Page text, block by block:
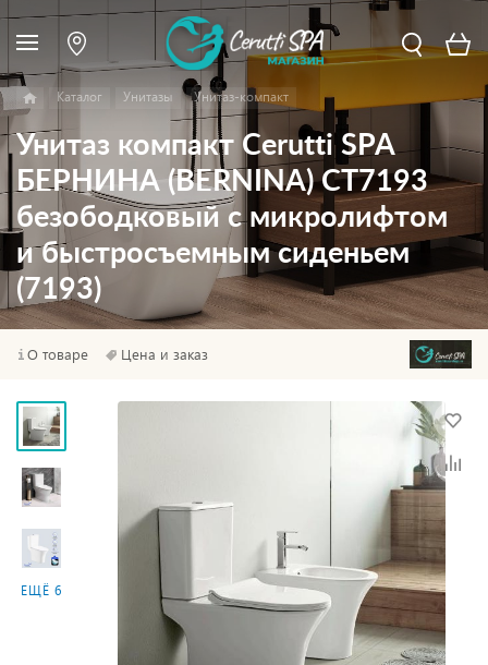
Каталог Унитазы Унитаз-компакт
Унитаз компакт Cerutti SPA
БЕРНИНА (BERNINA) CT7193
безободковый с микролифтом
и быстросъемным сиденьем
(7193)
О товаре Цена и заказ
ЕЩЁ 6